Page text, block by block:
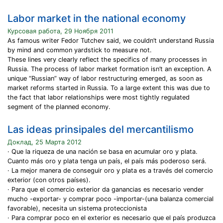
Labor market in the national economy
Курсовая работа, 29 Ноября 2011
As famous writer Fedor Tutchev said, we couldn’t understand Russia
by mind and common yardstick to measure not.
These lines very clearly reflect the specifics of many processes in
Russia. The process of labor market formation isn’t an exception. A
unique “Russian” way of labor restructuring emerged, as soon as
market reforms started in Russia. To a large extent this was due to
the fact that labor relationships were most tightly regulated
segment of the planned economy.
Las ideas prinsipales del mercantilismo
Доклад, 25 Марта 2012
· Que la riqueza de una nación se basa en acumular oro y plata.
Cuanto más oro y plata tenga un país, el país más poderoso será.
· La mejor manera de conseguir oro y plata es a través del comercio
exterior (con otros países).
· Para que el comercio exterior da ganancias es necesario vender
mucho -exportar- y comprar poco -importar-(una balanza comercial
favorable), necesita un sistema proteccionista
· Para comprar poco en el exterior es necesario que el país produzca